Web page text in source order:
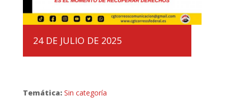
24 DE JULIO DE 2025
Temática: Sin categoría